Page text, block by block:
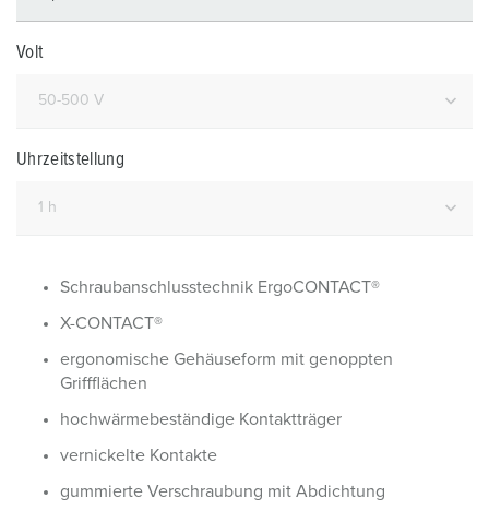
Volt
Uhrzeitstellung
Schraubanschlusstechnik ErgoCONTACT®
X-CONTACT®
ergonomische Gehäuseform mit genoppten
Griffflächen
hochwärmebeständige Kontaktträger
vernickelte Kontakte
gummierte Verschraubung mit Abdichtung